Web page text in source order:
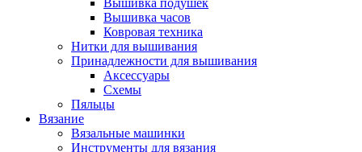
Вышивка подушек
Вышивка часов
Ковровая техника
Нитки для вышивания
Принадлежности для вышивания
Аксессуары
Схемы
Пяльцы
Вязание
Вязальные машинки
Инструменты для вязания